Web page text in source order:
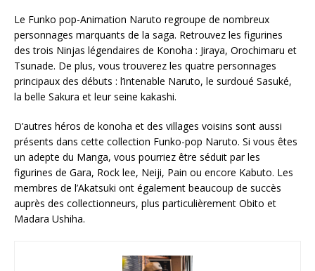
Le Funko pop-Animation Naruto regroupe de nombreux
personnages marquants de la saga. Retrouvez les figurines
des trois Ninjas légendaires de Konoha : Jiraya, Orochimaru et
Tsunade. De plus, vous trouverez les quatre personnages
principaux des débuts : l’intenable Naruto, le surdoué Sasuké,
la belle Sakura et leur seine kakashi.
D’autres héros de konoha et des villages voisins sont aussi
présents dans cette collection Funko-pop Naruto. Si vous êtes
un adepte du Manga, vous pourriez être séduit par les
figurines de Gara, Rock lee, Neiji, Pain ou encore Kabuto. Les
membres de l’Akatsuki ont également beaucoup de succès
auprès des collectionneurs, plus particulièrement Obito et
Madara Ushiha.